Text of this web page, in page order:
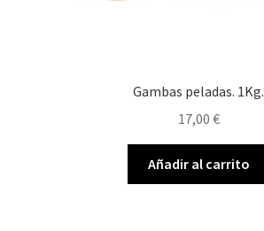
Gambas peladas. 1Kg.
17,00 €
Añadir al carrito